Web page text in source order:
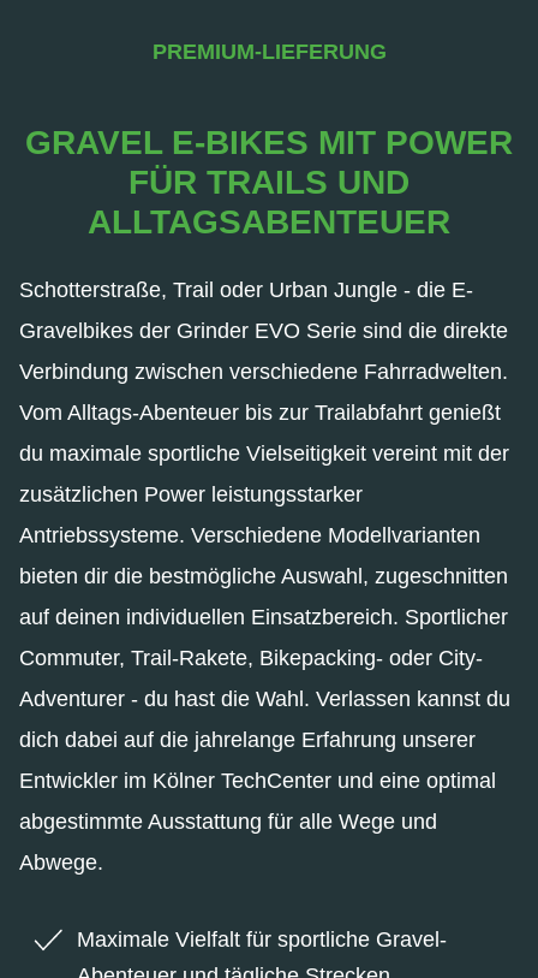
PREMIUM-LIEFERUNG
GRAVEL E-BIKES MIT POWER
FÜR TRAILS UND
ALLTAGSABENTEUER
Schotterstraße, Trail oder Urban Jungle - die E-
Gravelbikes der Grinder EVO Serie sind die direkte
Verbindung zwischen verschiedene Fahrradwelten.
Vom Alltags-Abenteuer bis zur Trailabfahrt genießt
du maximale sportliche Vielseitigkeit vereint mit der
zusätzlichen Power leistungsstarker
Antriebssysteme. Verschiedene Modellvarianten
bieten dir die bestmögliche Auswahl, zugeschnitten
auf deinen individuellen Einsatzbereich. Sportlicher
Commuter, Trail-Rakete, Bikepacking- oder City-
Adventurer - du hast die Wahl. Verlassen kannst du
dich dabei auf die jahrelange Erfahrung unserer
Entwickler im Kölner TechCenter und eine optimal
abgestimmte Ausstattung für alle Wege und
Abwege.
Maximale Vielfalt für sportliche Gravel-